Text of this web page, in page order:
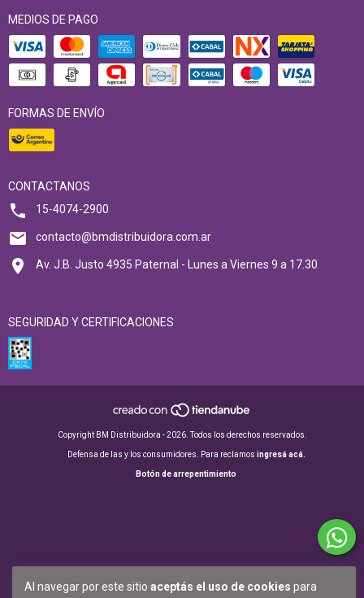
Al navegar por este sitio aceptás el uso de cookies para
MEDIOS DE PAGO
FORMAS DE ENVÍO
CONTACTANOS
15-4074-2900
contacto@bmdistribuidora.com.ar
Av. J.B. Justo 4935 Paternal - Lunes a Viernes 9 a 17.30
SEGURIDAD Y CERTIFICACIONES
Copyright BM Distribuidora - 2026. Todos los derechos reservados.
Defensa de las y los consumidores. Para reclamos ingresá acá.
Botón de arrepentimiento